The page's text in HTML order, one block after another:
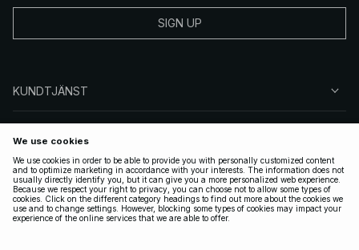
SIGN UP
KUNDTJÄNST
FÖLJ OSS
JURIDISKT